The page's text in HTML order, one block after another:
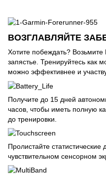
ВОЗГЛАВЛЯЙТЕ
Хотите побеждать?
запястье. Тренируйтесь как
можно эффективнее и
Получите до 15 дней
часов, чтобы иметь полную
до тренировки.
Пролистайте
чувствительном сенсорном